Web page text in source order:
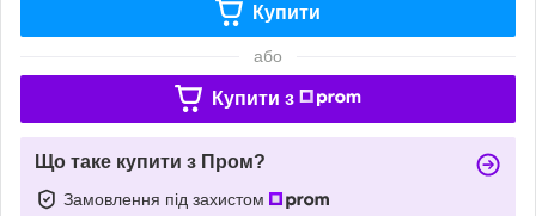
Купити
або
Купити з
Що таке купити з Пром?
Замовлення під захистом